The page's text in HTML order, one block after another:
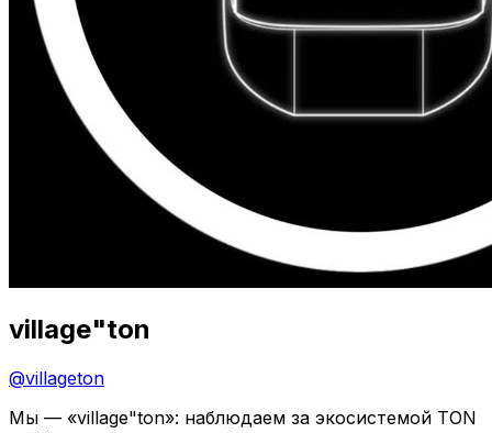
village"ton
@villageton
Мы — «village"ton»: наблюдаем за экосистемой TON